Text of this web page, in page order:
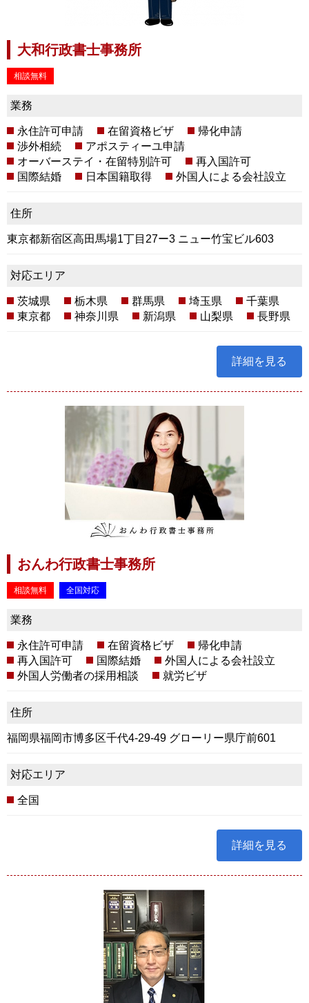
大和行政書士事務所
相談無料
業務
永住許可申請 在留資格ビザ
帰化申請
渉外相続
アポスティーユ申請
オーバーステイ・在留特別許可
再入国許可
国際結婚
日本国籍取得 外国人による会社設立
住所
東京都新宿区高田馬場1丁目27ー3 ニュー竹宝ビル603
対応エリア
茨城県 栃木県 群馬県 埼玉県
千葉県
東京都
神奈川県 新潟県 山梨県 長野県
詳細を見る
おんわ行政書士事務所
相談無料 全国対応
業務
永住許可申請 在留資格ビザ
帰化申請
再入国許可
国際結婚
外国人による会社設立
外国人労働者の採用相談
就労ビザ
住所
福岡県福岡市博多区千代4-29-49 グローリー県庁前601
対応エリア
全国
詳細を見る